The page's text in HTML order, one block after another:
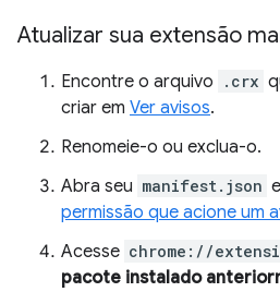
Atualizar sua extensão
Encontre o arquivo .crx
criar em Ver avisos.
Renomeie-o ou exclua-o.
Abra seu manifest.json
permissão que acione um
Acesse chrome://
pacote instalado